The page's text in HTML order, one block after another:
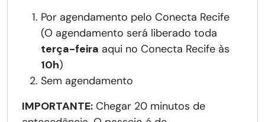
Por agendamento pelo Conecta Recife
(O agendamento será liberado toda
terça-feira aqui no Conecta Recife às
10h)
Sem agendamento
IMPORTANTE: Chegar 20 minutos de